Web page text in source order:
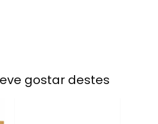
gostar destes